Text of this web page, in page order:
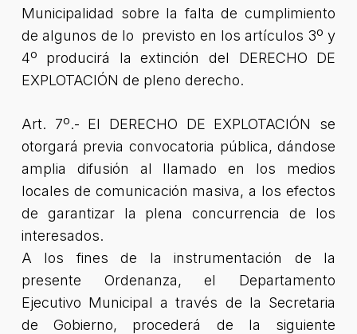
Municipalidad sobre la falta de cumplimiento
de algunos de lo previsto en los artículos 3º y
4º producirá la extinción del DERECHO DE
EXPLOTACIÓN de pleno derecho.
Art. 7º.- El DERECHO DE EXPLOTACIÓN se
otorgará previa convocatoria pública, dándose
amplia difusión al llamado en los medios
locales de comunicación masiva, a los efectos
de garantizar la plena concurrencia de los
interesados.
A los fines de la instrumentación de la
presente Ordenanza, el Departamento
Ejecutivo Municipal a través de la Secretaria
de Gobierno, procederá de la siguiente